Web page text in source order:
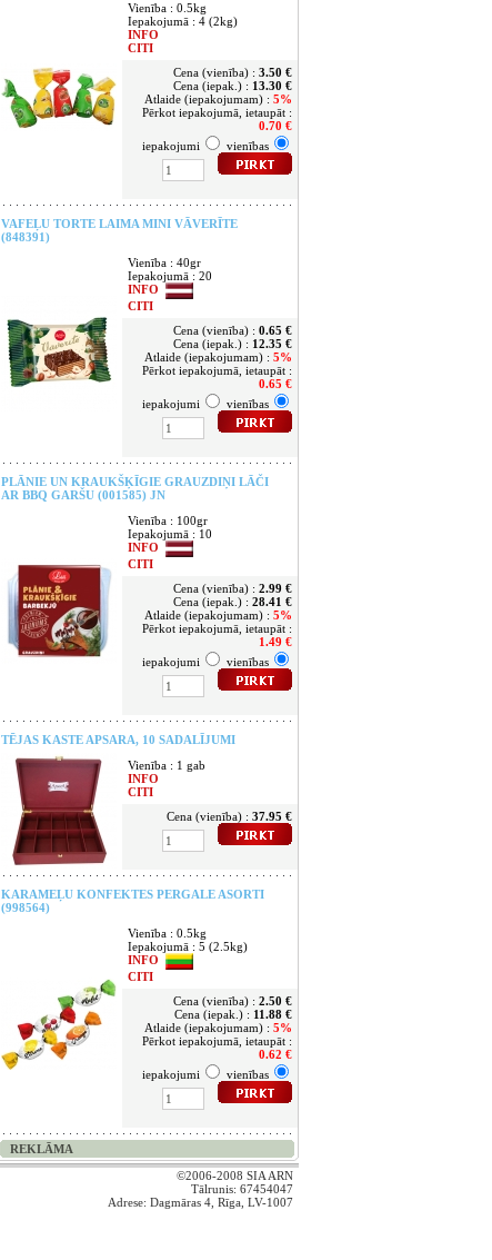
Vienība : 0.5kg
Iepakojumā : 4 (2kg)
INFO
CITI
Cena (vienība) : 3.50 €
Cena (iepak.) : 13.30 €
Atlaide (iepakojumam) : 5%
Pērkot iepakojumā, ietaupāt :
0.70 €
iepakojumi
vienības
VAFEĻU TORTE LAIMA MINI VĀVERĪTE
(848391)
Vienība : 40gr
Iepakojumā : 20
INFO
CITI
Cena (vienība) : 0.65 €
Cena (iepak.) : 12.35 €
Atlaide (iepakojumam) : 5%
Pērkot iepakojumā, ietaupāt :
0.65 €
iepakojumi
vienības
PLĀNIE UN KRAUKŠĶĪGIE GRAUZDIŅI LĀČI
AR BBQ GARŠU (001585) JN
Vienība : 100gr
Iepakojumā : 10
INFO
CITI
Cena (vienība) : 2.99 €
Cena (iepak.) : 28.41 €
Atlaide (iepakojumam) : 5%
Pērkot iepakojumā, ietaupāt :
1.49 €
iepakojumi
vienības
TĒJAS KASTE APSARA, 10 SADALĪJUMI
Vienība : 1 gab
INFO
CITI
Cena (vienība) : 37.95 €
KARAMEĻU KONFEKTES PERGALE ASORTI
(998564)
Vienība : 0.5kg
Iepakojumā : 5 (2.5kg)
INFO
CITI
Cena (vienība) : 2.50 €
Cena (iepak.) : 11.88 €
Atlaide (iepakojumam) : 5%
Pērkot iepakojumā, ietaupāt :
0.62 €
iepakojumi
vienības
REKLĀMA
©2006-2008 SIA ARN
Tālrunis: 67454047
Adrese: Dagmāras 4, Rīga, LV-1007